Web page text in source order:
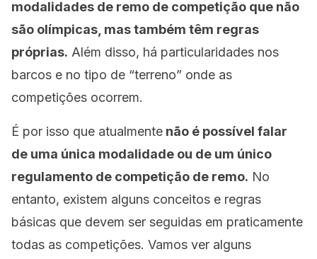
modalidades de remo de competição que não
são olímpicas, mas também têm regras
próprias. Além disso, há particularidades nos
barcos e no tipo de “terreno” onde as
competições ocorrem.
É por isso que atualmente não é possível falar
de uma única modalidade ou de um único
regulamento de competição de remo. No
entanto, existem alguns conceitos e regras
básicas que devem ser seguidas em praticamente
todas as competições. Vamos ver alguns